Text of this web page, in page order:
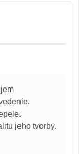
jeho tvorby.